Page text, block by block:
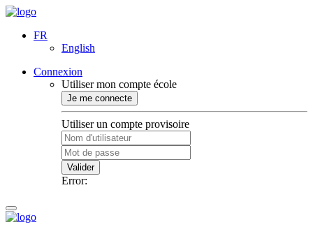
FR
English
Connexion
Utiliser mon compte école
Je me connecte
Utiliser un compte provisoire
Valider
Error: